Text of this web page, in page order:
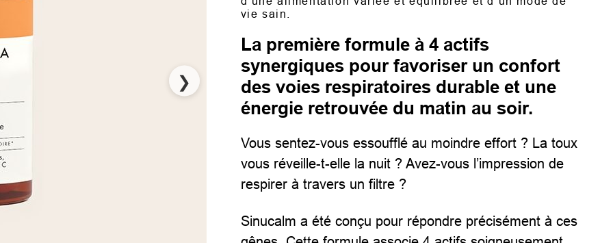
❯
vie sain.
La première formule à 4 actifs
synergiques pour favoriser un confort
des voies respiratoires durable et une
énergie retrouvée du matin au soir.
Vous sentez-vous essoufflé au moindre effort ? La toux
vous réveille-t-elle la nuit ? Avez-vous l’impression de
respirer à travers un filtre ?
Sinucalm a été conçu pour répondre précisément à ces